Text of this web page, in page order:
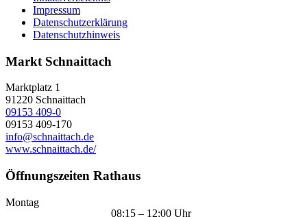
Impressum
Datenschutzerklärung
Datenschutzhinweis
Markt Schnaittach
Marktplatz 1
91220 Schnaittach
09153 409-0
09153 409-170
info@schnaittach.de
www.schnaittach.de/
Öffnungszeiten Rathaus
Montag
08:15 – 12:00 Uhr